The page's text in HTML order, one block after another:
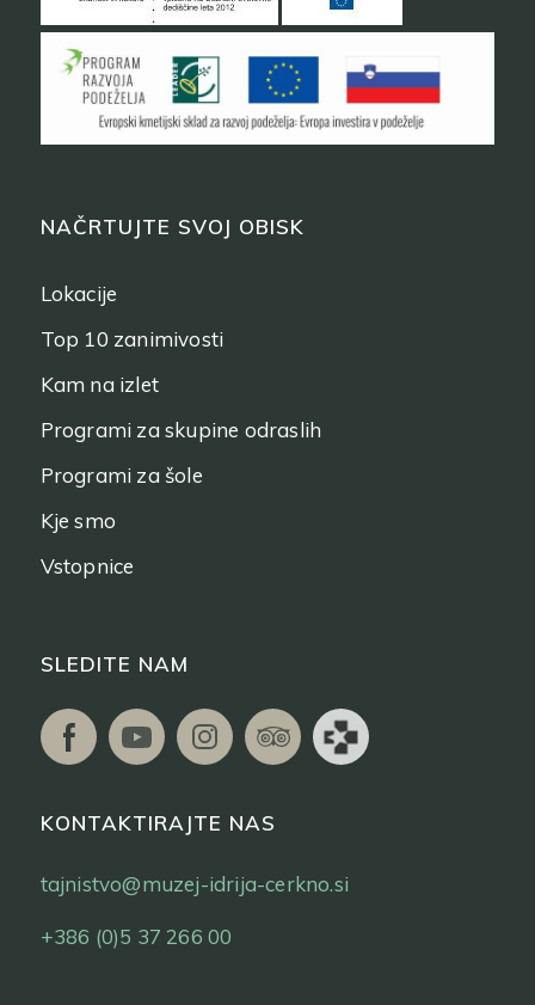
NAČRTUJTE SVOJ OBISK
Lokacije
Top 10 zanimivosti
Kam na izlet
Programi za skupine odraslih
Programi za šole
Kje smo
Vstopnice
SLEDITE NAM
KONTAKTIRAJTE NAS
tajnistvo@muzej-idrija-cerkno.si
+386 (0)5 37 266 00